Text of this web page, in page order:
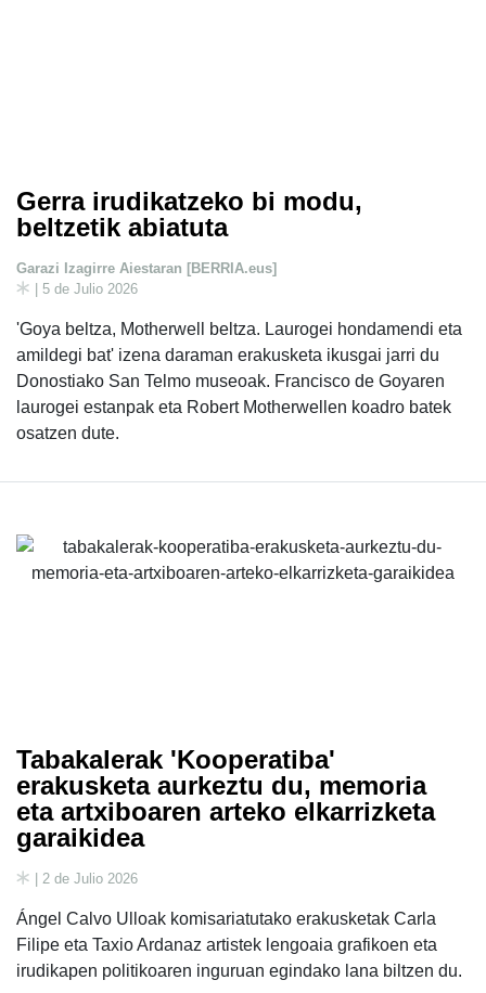
Gerra irudikatzeko bi modu,
beltzetik abiatuta
Garazi Izagirre Aiestaran [BERRIA.eus]
| 5 de Julio 2026
'Goya beltza, Motherwell beltza. Laurogei hondamendi eta
amildegi bat' izena daraman erakusketa ikusgai jarri du
Donostiako San Telmo museoak. Francisco de Goyaren
laurogei estanpak eta Robert Motherwellen koadro batek
osatzen dute.
Tabakalerak 'Kooperatiba'
erakusketa aurkeztu du, memoria
eta artxiboaren arteko elkarrizketa
garaikidea
| 2 de Julio 2026
Ángel Calvo Ulloak komisariatutako erakusketak Carla
Filipe eta Taxio Ardanaz artistek lengoaia grafikoen eta
irudikapen politikoaren inguruan egindako lana biltzen du.